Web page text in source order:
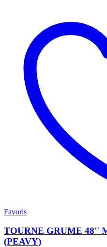
Favoris
TOURNE GRUME 48''
(PEAVY)